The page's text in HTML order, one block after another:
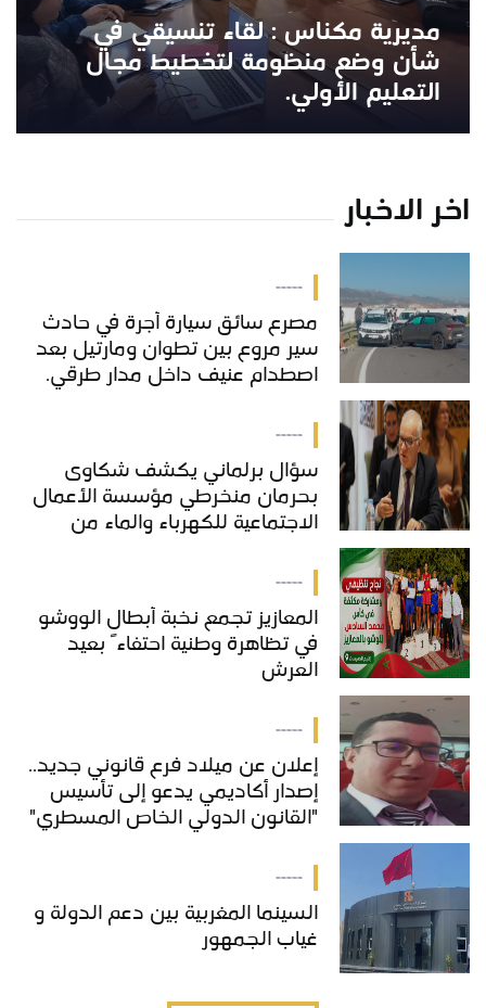
مديرية مكناس : لقاء تنسيقي في
شأن وضع منظومة لتخطيط مجال
التعليم الأولي.
اخر الاخبار
-----
مصرع سائق سيارة أجرة في حادث
سير مروع بين تطوان ومارتيل بعد
اصطدام عنيف داخل مدار طرقي.
-----
سؤال برلماني يكشف شكاوى
بحرمان منخرطي مؤسسة الأعمال
الاجتماعية للكهرباء والماء من
-----
المعازيز تجمع نخبة أبطال الووشو
في تظاهرة وطنية احتفاءً بعيد
العرش
-----
إعلان عن ميلاد فرع قانوني جديد..
إصدار أكاديمي يدعو إلى تأسيس
"القانون الدولي الخاص المسطري"
-----
السينما المغربية بين دعم الدولة و
غياب الجمهور